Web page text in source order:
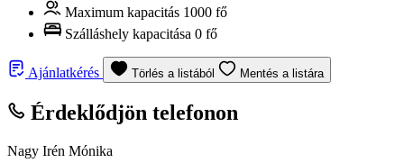
Maximum kapacitás 1000 fő
Szálláshely kapacitása 0 fő
Ajánlatkérés Törlés a listából Mentés a listára
Érdeklődjön telefonon
Nagy Irén Mónika